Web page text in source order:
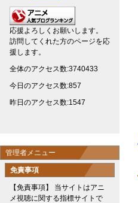
応援よろしくお願いします。
訪問してくれた方のページを応
援します。
全体のアクセス数:3740433
今日のアクセス数:857
昨日のアクセス数:1547
管理者メニュー
免責事項
【免責事項】 当サイトはアニ
メ視聴に関する指標サイトで